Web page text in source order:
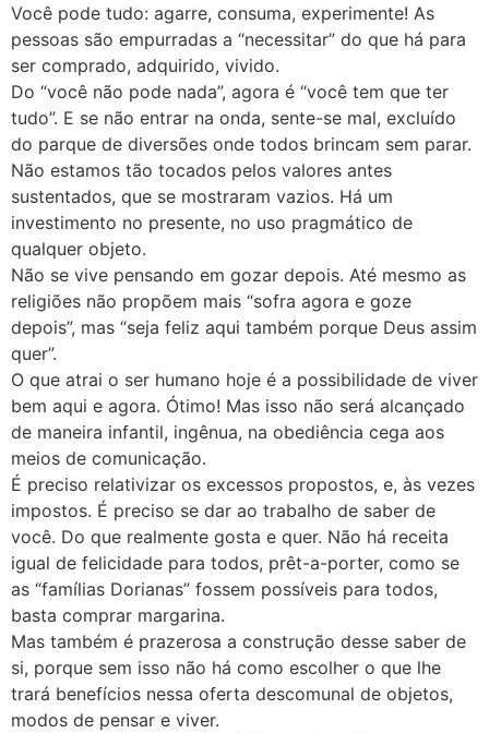
Você pode tudo: agarre, consuma, experimente! As
pessoas são empurradas a “necessitar” do que há para
ser comprado, adquirido, vivido.
Do “você não pode nada”, agora é “você tem que ter
tudo”. E se não entrar na onda, sente-se mal, excluído
do parque de diversões onde todos brincam sem parar.
Não estamos tão tocados pelos valores antes
sustentados, que se mostraram vazios. Há um
investimento no presente, no uso pragmático de
qualquer objeto.
Não se vive pensando em gozar depois. Até mesmo as
religiões não propõem mais “sofra agora e goze
depois”, mas “seja feliz aqui também porque Deus assim
quer”.
O que atrai o ser humano hoje é a possibilidade de viver
bem aqui e agora. Ótimo! Mas isso não será alcançado
de maneira infantil, ingênua, na obediência cega aos
meios de comunicação.
É preciso relativizar os excessos propostos, e, às vezes
impostos. É preciso se dar ao trabalho de saber de
você. Do que realmente gosta e quer. Não há receita
igual de felicidade para todos, prêt-a-porter, como se
as “famílias Dorianas” fossem possíveis para todos,
basta comprar margarina.
Mas também é prazerosa a construção desse saber de
si, porque sem isso não há como escolher o que lhe
trará benefícios nessa oferta descomunal de objetos,
modos de pensar e viver.